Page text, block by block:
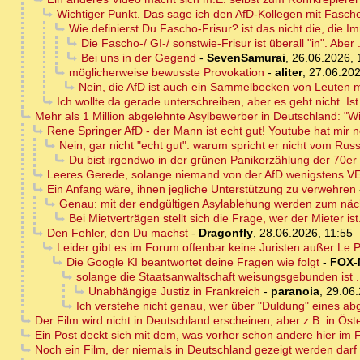
Wichtiger Punkt. Das sage ich den AfD-Kollegen mit
Wie definierst Du Fascho-Frisur? ist das nicht die, die
Die Fascho-/ GI-/ sonstwie-Frisur ist überall "in". Aber
Bei uns in der Gegend - SevenSamurai, 26.06.2026,
möglicherweise bewusste Provokation - aliter,
Nein, die AfD ist auch ein Sammelbecken von Leuten
Ich wollte da gerade unterschreiben, aber es geht nicht.
Mehr als 1 Million abgelehnte Asylbewerber in Deutschland:
Rene Springer AfD - der Mann ist echt gut! Youtube hat mir
Nein, gar nicht "echt gut": warum spricht er nicht vom
Du bist irgendwo in der grünen Panikerzählung der
Leeres Gerede, solange niemand von der AfD wenigstens
Ein Anfang wäre, ihnen jegliche Unterstützung zu verwehren
Genau: mit der endgültigen Asylablehung werden zum
Bei Mietverträgen stellt sich die Frage, wer der Mieter ist.
Den Fehler, den Du machst- Dragonfly, 28.06.2026, 11:55
Leider gibt es im Forum offenbar keine Juristen außer Le
Die Google KI beantwortet deine Fragen wie folgt- FOX-
solange die Staatsanwaltschaft weisungsgebunden ist
Unabhängige Justiz in Frankreich - paranoia,
Ich verstehe nicht genau, wer über "Duldung" eines
Der Film wird nicht in Deutschland erscheinen, aber z.B. in
Ein Post deckt sich mit dem, was vorher schon andere hier im
Noch ein Film, der niemals in Deutschland gezeigt werden darf